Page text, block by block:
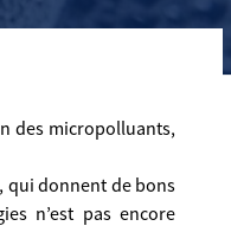
des micropolluants,
qui donnent de bons
n’est pas encore